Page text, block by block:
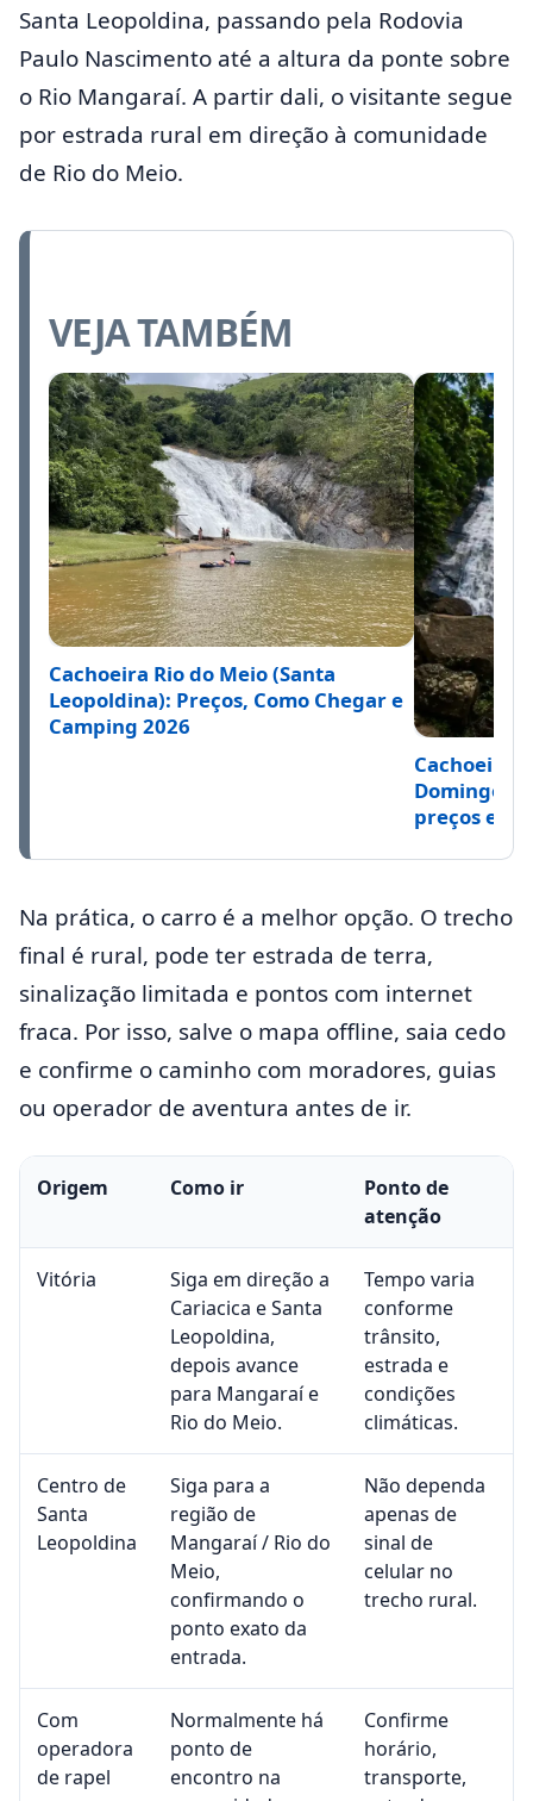
Santa Leopoldina, passando pela Rodovia
Paulo Nascimento até a altura da ponte sobre
o Rio Mangaraí. A partir dali, o visitante segue
por estrada rural em direção à comunidade
de Rio do Meio.
VEJA TAMBÉM
Cachoeira Rio do Meio (Santa
Leopoldina): Preços, Como Chegar e
Camping 2026
Cachoeira
Domingos
preços e
Na prática, o carro é a melhor opção. O trecho
final é rural, pode ter estrada de terra,
sinalização limitada e pontos com internet
fraca. Por isso, salve o mapa offline, saia cedo
e confirme o caminho com moradores, guias
ou operador de aventura antes de ir.
Origem Como ir
Ponto de
atenção
Vitória
Siga em direção a
Cariacica e Santa
Leopoldina,
depois avance
para Mangaraí e
Rio do Meio.
Tempo varia
conforme
trânsito,
estrada e
condições
climáticas.
Centro de
Santa
Leopoldina
Siga para a
região de
Mangaraí / Rio do
Meio,
confirmando o
ponto exato da
entrada.
Não dependa
apenas de
sinal de
celular no
trecho rural.
Com
operadora
de rapel
Normalmente há
ponto de
encontro na
Confirme
horário,
transporte,